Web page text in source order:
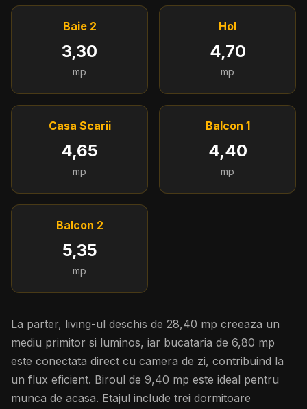
Baie 2
3,30
mp
Hol
4,70
mp
Casa Scarii
4,65
mp
Balcon 1
4,40
mp
Balcon 2
5,35
mp
La parter, living-ul deschis de 28,40 mp creeaza un
mediu primitor si luminos, iar bucataria de 6,80 mp
este conectata direct cu camera de zi, contribuind la
un flux eficient. Biroul de 9,40 mp este ideal pentru
munca de acasa. Etajul include trei dormitoare